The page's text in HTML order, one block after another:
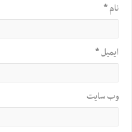
نام*
ایمیل*
وب‌ سایت